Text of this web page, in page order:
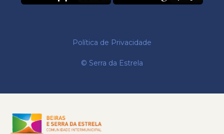
© Serra da Estrela
Política de Privacidade